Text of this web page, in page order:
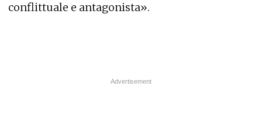
conflittuale e antagonista».